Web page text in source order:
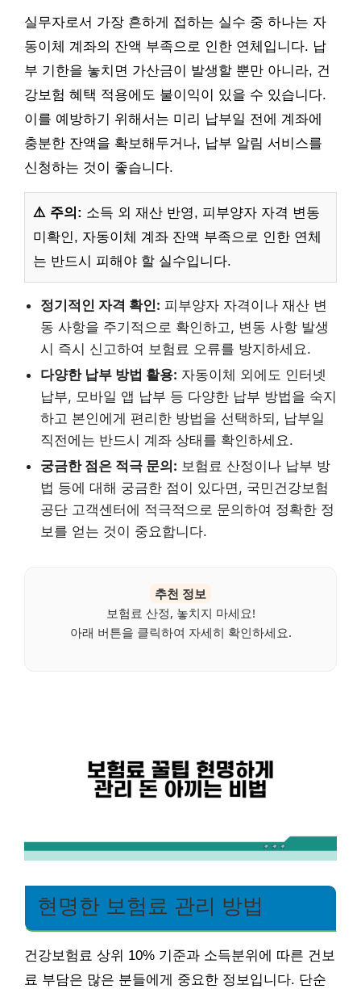
실무자로서 가장 흔하게 접하는 실수 중 하나는 자
동이체 계좌의 잔액 부족으로 인한 연체입니다. 납
부 기한을 놓치면 가산금이 발생할 뿐만 아니라, 건
강보험 혜택 적용에도 불이익이 있을 수 있습니다.
이를 예방하기 위해서는 미리 납부일 전에 계좌에
충분한 잔액을 확보해두거나, 납부 알림 서비스를
신청하는 것이 좋습니다.
⚠️ 주의: 소득 외 재산 반영, 피부양자 자격 변동
미확인, 자동이체 계좌 잔액 부족으로 인한 연체
는 반드시 피해야 할 실수입니다.
정기적인 자격 확인: 피부양자 자격이나 재산 변
동 사항을 주기적으로 확인하고, 변동 사항 발생
시 즉시 신고하여 보험료 오류를 방지하세요.
다양한 납부 방법 활용: 자동이체 외에도 인터넷
납부, 모바일 앱 납부 등 다양한 납부 방법을 숙지
하고 본인에게 편리한 방법을 선택하되, 납부일
직전에는 반드시 계좌 상태를 확인하세요.
궁금한 점은 적극 문의: 보험료 산정이나 납부 방
법 등에 대해 궁금한 점이 있다면, 국민건강보험
공단 고객센터에 적극적으로 문의하여 정확한 정
보를 얻는 것이 중요합니다.
추천 정보
보험료 산정, 놓치지 마세요!
아래 버튼을 클릭하여 자세히 확인하세요.
현명한 보험료 관리 방법
건강보험료 상위 10% 기준과 소득분위에 따른 건보
료 부담은 많은 분들에게 중요한 정보입니다. 단순